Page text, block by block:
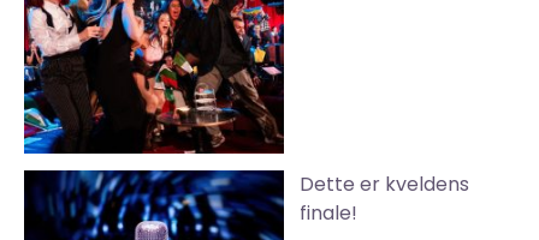
Dette er kveldens
finale!